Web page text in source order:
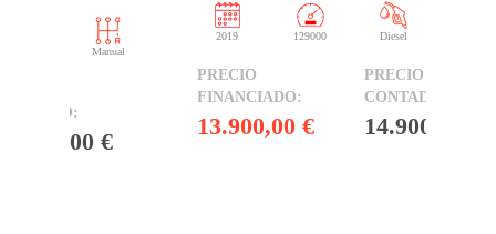
Manual
€
2019 129000 Diesel
14.900,00 €
13.900,00 €